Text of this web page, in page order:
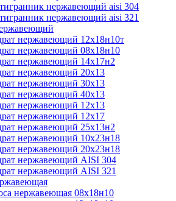
нержавеющий aisi 304
нержавеющий aisi 321
нержавеющий 12х18н10т
нержавеющий 08х18н10
нержавеющий 14х17н2
нержавеющий 20х13
нержавеющий 30х13
нержавеющий 40х13
нержавеющий 12х13
нержавеющий 12х17
нержавеющий 25х13н2
нержавеющий 10х23н18
нержавеющий 20х23н18
нержавеющий AISI 304
нержавеющий AISI 321
нержавеющая 08х18н10